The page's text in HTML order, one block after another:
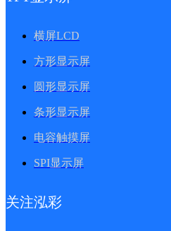
横屏LCD
方形显示屏
圆形显示屏
条形显示屏
电容触摸屏
SPI显示屏
关注泓彩